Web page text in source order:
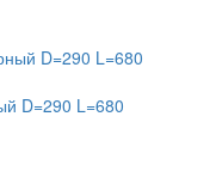
D=290 L=680